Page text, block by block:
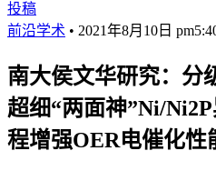
投稿
前沿学术 • 2021年8月10日
南大侯文华研究：分
超细“两面神”Ni/
程增强OER电催化性